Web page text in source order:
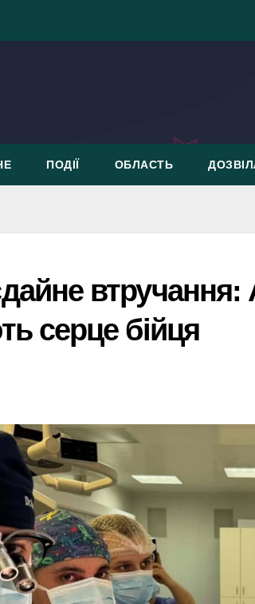
ПОДІЇ ОБЛАСТЬ
втручання:
серце бійця